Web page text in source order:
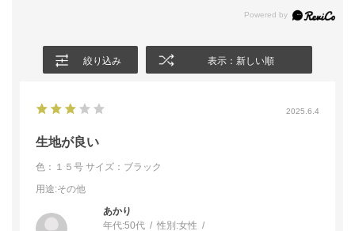
絞り込み 表示：新しい順
2025.6.4
生地が良い
色：１５号 サイズ：ブラック
用途:その他
あかり
年代:50代 性別:女性